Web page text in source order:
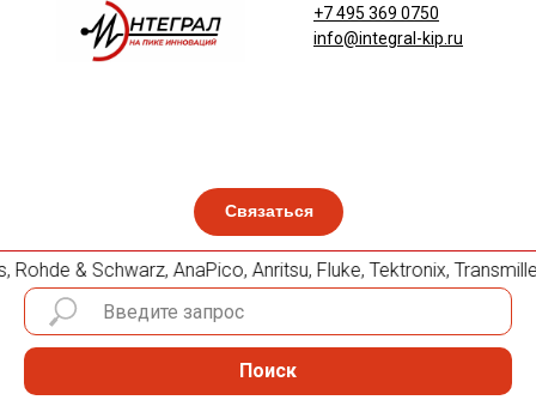
Связаться
+7 495 369 0750
info@integral-kip.ru
& Schwarz, AnaPico, Anritsu, Fluke, Tektronix,
Поиск